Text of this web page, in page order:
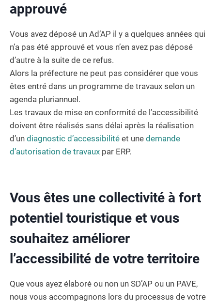
approuvé
Vous avez déposé un Ad’AP il y a quelques années qui
n’a pas été approuvé et vous n’en avez pas déposé
d’autre à la suite de ce refus.
Alors la préfecture ne peut pas considérer que vous
êtes entré dans un programme de travaux selon un
agenda pluriannuel.
Les travaux de mise en conformité de l’accessibilité
doivent être réalisés sans délai après la réalisation
d’un diagnostic d’accessibilité et une demande
d’autorisation de travaux par ERP.
Vous êtes une collectivité à fort
potentiel touristique et vous
souhaitez améliorer
l’accessibilité de votre territoire
Que vous ayez élaboré ou non un SD’AP ou un PAVE,
nous vous accompagnons lors du processus de votre